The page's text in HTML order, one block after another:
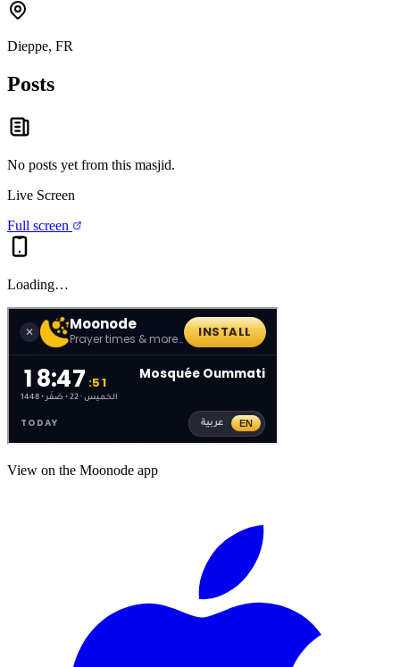
Dieppe, FR
Posts
No posts yet from this masjid.
Live Screen
Full screen
Loading…
View on the Moonode app